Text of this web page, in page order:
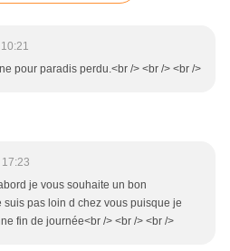
pour paradis perdu.<br /> <br /> <br />
je vous souhaite un bon
suis pas loin d chez vous puisque je
fin de journée<br /> <br /> <br />